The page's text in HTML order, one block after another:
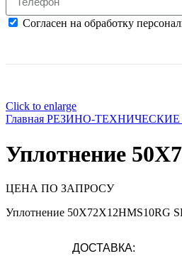
Согласен на обработку
Click to enlarge
Главная РЕЗИНО-ТЕХНИЧЕСКИЕ
Уплотнение
ЦЕНА ПО ЗАПРОСУ
Уплотнение 50X72X12HMS10RG
ДОСТАВКА: